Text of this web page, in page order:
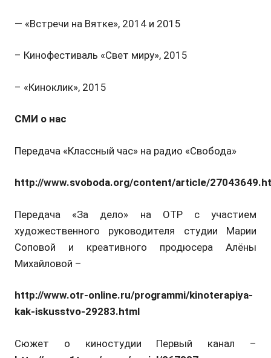
— «Встречи на Вятке», 2014 и 2015
– Кинофестиваль «Свет миру», 2015
– «Киноклик», 2015
СМИ о нас
Передача «Классный час» на радио «Свобода»
http://www.svoboda.org/content/article/
Передача «За дело» на ОТР с участием
художественного руководителя студии Марии
Соповой и креативного продюсера Алёны
Михайловой –
http://www.otr-online.ru/programmi/kinoterapiya-
kak-iskusstvo-29283.html
Сюжет о киностудии Первый канал –